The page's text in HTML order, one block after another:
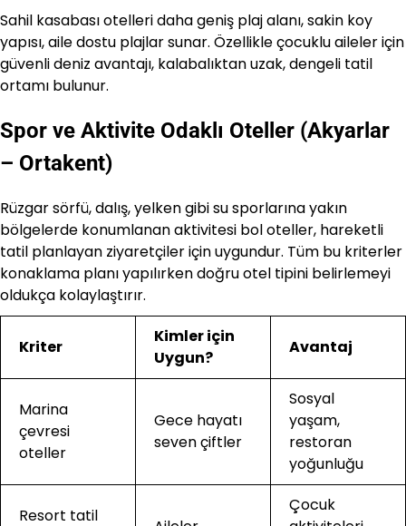
Sahil kasabası otelleri daha geniş plaj alanı, sakin koy
yapısı, aile dostu plajlar sunar. Özellikle çocuklu aileler için
güvenli deniz avantajı, kalabalıktan uzak, dengeli tatil
ortamı bulunur.
Spor ve Aktivite Odaklı Oteller (Akyarlar
– Ortakent)
Rüzgar sörfü, dalış, yelken gibi su sporlarına yakın
bölgelerde konumlanan aktivitesi bol oteller, hareketli
tatil planlayan ziyaretçiler için uygundur. Tüm bu kriterler
konaklama planı yapılırken doğru otel tipini belirlemeyi
oldukça kolaylaştırır.
Kriter
Kimler için
Uygun?
Avantaj
Marina
çevresi
oteller
Gece hayatı
seven çiftler
Sosyal
yaşam,
restoran
yoğunluğu
Resort tatil
Çocuk